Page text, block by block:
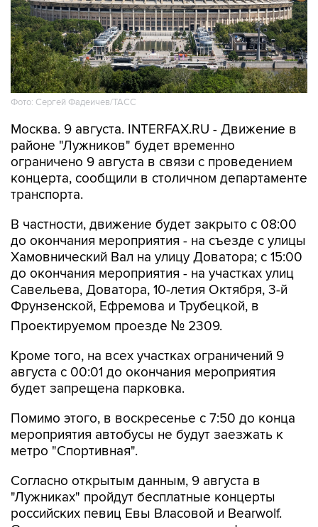
Фото: Сергей Фадеичев/ТАСС
Москва. 9 августа. INTERFAX.RU - Движение в
районе "Лужников" будет временно
ограничено 9 августа в связи с проведением
концерта, сообщили в столичном департаменте
транспорта.
В частности, движение будет закрыто с 08:00
до окончания мероприятия - на съезде с улицы
Хамовнический Вал на улицу Доватора; с 15:00
до окончания мероприятия - на участках улиц
Савельева, Доватора, 10-летия Октября, 3-й
Фрунзенской, Ефремова и Трубецкой, в
Проектируемом проезде № 2309.
Кроме того, на всех участках ограничений 9
августа с 00:01 до окончания мероприятия
будет запрещена парковка.
Помимо этого, в воскресенье с 7:50 до конца
мероприятия автобусы не будут заезжать к
метро "Спортивная".
Согласно открытым данным, 9 августа в
"Лужниках" пройдут бесплатные концерты
российских певиц Евы Власовой и Bearwolf.